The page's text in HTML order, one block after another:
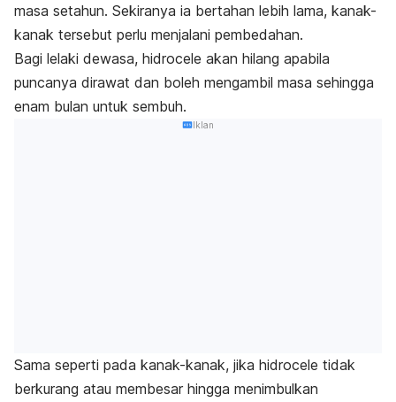
masa setahun. Sekiranya ia bertahan lebih lama, kanak-
kanak tersebut perlu menjalani pembedahan.
Bagi lelaki dewasa, hidrocele akan hilang apabila
puncanya dirawat dan boleh mengambil masa sehingga
enam bulan untuk sembuh.
Iklan
Sama seperti pada kanak-kanak, jika hidrocele tidak
berkurang atau membesar hingga menimbulkan